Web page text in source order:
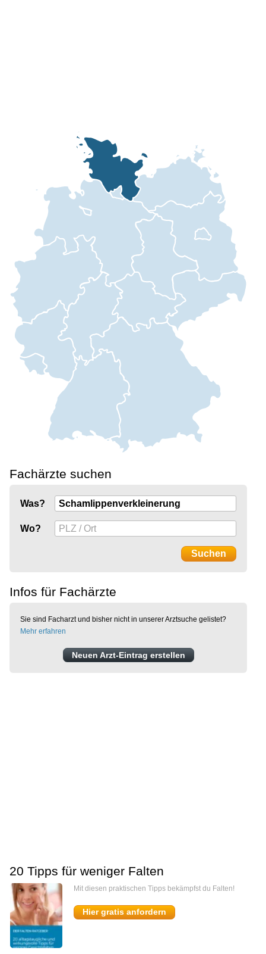
Fachärzte suchen
Was?
Wo?
Infos für Fachärzte
Sie sind Facharzt und bisher nicht in unserer Arztsuche gelistet?
Mehr erfahren
Neuen Arzt-Eintrag erstellen
20 Tipps für weniger Falten
Mit diesen praktischen Tipps bekämpfst du Falten!
Hier gratis anfordern